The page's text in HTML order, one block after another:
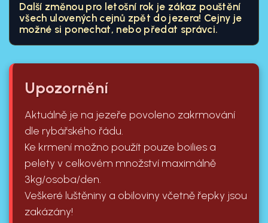
Další změnou pro letošní rok je zákaz pouštění
všech ulovených cejnů zpět do jezera! Cejny je
možné si ponechat, nebo předat správci.
Upozornění
Aktuálně je na jezeře povoleno zakrmování
dle rybářského řádu.
Ke krmení možno použít pouze boilies a
pelety v celkovém množství maximálně
3kg/osoba/den.
Veškeré luštěniny a obiloviny včetně řepky jsou
zakázány!